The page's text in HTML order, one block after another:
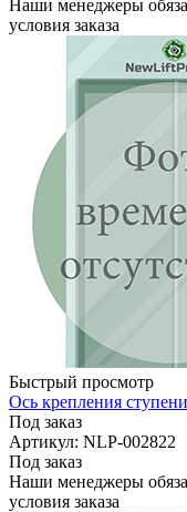
Наши менеджеры
условия заказа
Быстрый просмотр
Ось крепления
Под заказ
Артикул: NLP-002822
Под заказ
Наши менеджеры
условия заказа